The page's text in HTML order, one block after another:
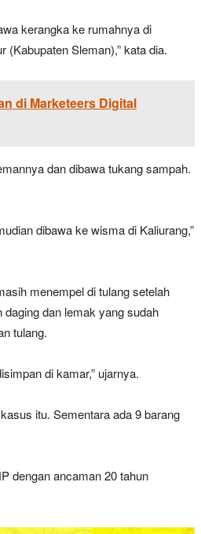
kerangka ke rumahnya di
Sleman),” kata dia.
di Marketeers Digital
dan dibawa tukang sampah.
dibawa ke wisma di Kaliurang,”
menempel di tulang setelah
dan lemak yang sudah
tulang.
di kamar,” ujarnya.
itu. Sementara ada 9 barang
dengan ancaman 20 tahun